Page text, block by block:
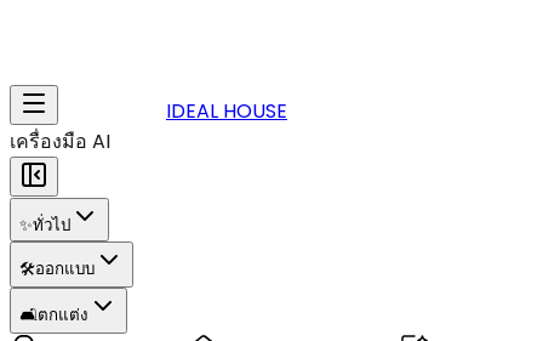
IDEAL HOUSE
เครื่องมือ AI
✨ทั่วไป
🛠️ออกแบบ
🛋️ตกแต่ง